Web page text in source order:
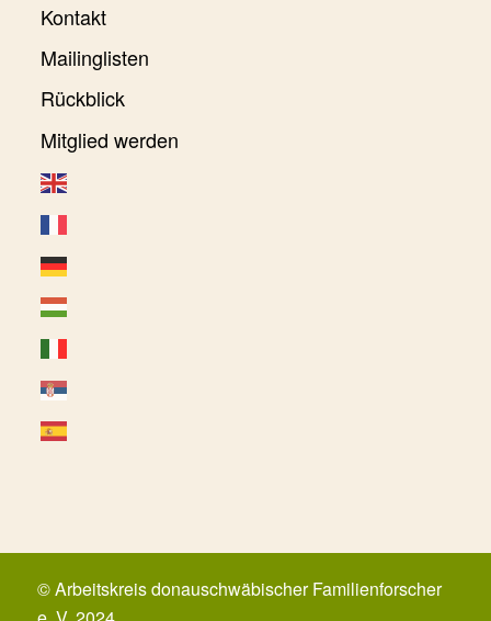
Kontakt
Mailinglisten
Rückblick
Mitglied werden
© Arbeitskreis donauschwäbischer Familienforscher